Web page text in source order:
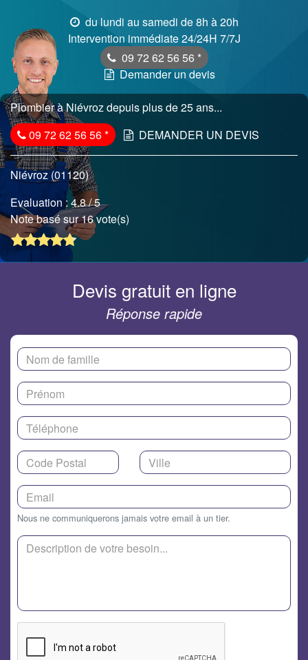
du lundi au samedi de 8h à 20h
Intervention immédiate 24/24H 7/7J
09 72 62 56 56 *
Demander un devis
Plombier à Niévroz depuis plus de 25 ans...
09 72 62 56 56* DEMANDER UN DEVIS
Niévroz (01120)
Evaluation :4.8/ 5
Note basé sur 16 vote(s)
Devis gratuit en ligne
Réponse rapide
Nous ne communiquerons jamais votre email à un tier.